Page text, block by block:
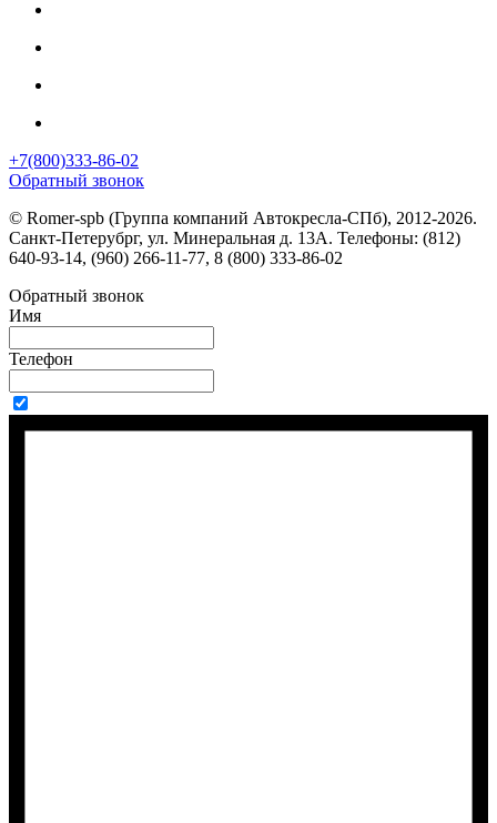
+7(800)333-86-02
Обратный звонок
© Romer-spb (Группа компаний Автокресла-СПб), 2012-2026.
Санкт-Петерубрг, ул. Минеральная д. 13А. Телефоны: (812)
640-93-14, (960) 266-11-77, 8 (800) 333-86-02
Обратный звонок
Имя
Телефон